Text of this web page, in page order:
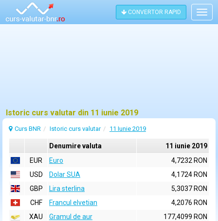
CONVERTOR RAPID
Istoric curs valutar din 11 iunie 2019
Curs BNR Istoric curs valutar 11 Iunie 2019
Denumire valuta
11 iunie 2019
EUR
Euro
4,7232 RON
USD
Dolar SUA
4,1724 RON
GBP
Lira sterlina
5,3037 RON
CHF
Francul elvetian
4,2076 RON
XAU
Gramul de aur
177,4099 RON